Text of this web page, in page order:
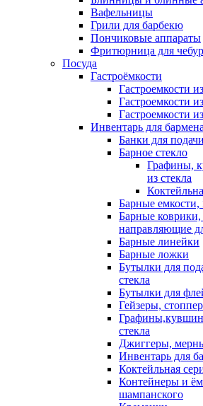
Вафельницы
Грили для барбекю
Пончиковые аппараты
Фритюрница для
Посуда
Гастроёмкости
Гастроемкости
Гастроемкости
Гастроемкости
Инвентарь для
Банки для
Барное стекло
Графины,
из стекла
Барные
Барные коврики,
направляющие
Барные линейки
Барные ложки
Бутылки для
стекла
Бутылки для
Гейзеры,
стекла
Джиггеры,
Инвентарь для
Коктейльная
Контейнеры и
шампанского